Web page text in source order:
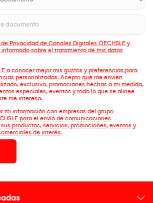
Privacidad de Canales Digitales OECHSLE y
sobre el tratamiento de mis datos
a conocer mejor mis gustos y preferencias para
personalizadas. Acepto que me envien
exclusivo, promociones hechas a mi medida,
especiales, eventos y todo lo que se alinee
me interesa.
mi información con empresas del grupo
para el envío de comunicaciones
productos, servicios, promociones, eventos y
de interés.